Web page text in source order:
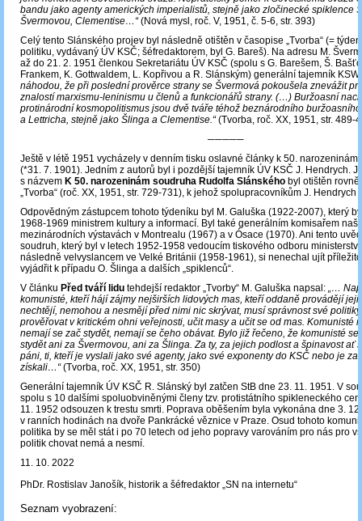
bandu jako agenty amerických imperialistů, stejně jako zločinecké spiklence
Švermovou, Clementise…“(Nová mysl, roč. V, 1951, č. 5-6, str. 393)
Celý tento Slánského projev byl následně otištěn v časopise „Tvorba“ (=
politiku, vydávaný ÚV KSČ; šéfredaktorem, byl G. Bareš). Na adresu M.
až do 21. 2. 1951 členkou Sekretariátu ÚV KSČ (spolu s G. Barešem, Š.
Frankem, K. Gottwaldem, L. Kopřivou a R. Slánským) generální tajemník
náhodou, že při poslední prověrce strany se Švermová pokoušela znevážit
znalostí marxismu-leninismu u členů a funkcionářů strany. (…) Buržoasní
protinárodní kosmopolitismus jsou dvě tváře téhož beznárodního
a Lettricha, stejně jako Šlinga a Clementise.“(Tvorba, roč. XX, 1951, str. 489-
─────
Ještě v létě 1951 vycházely v denním tisku oslavné články k 50. narozeninám
(*31. 7. 1901). Jedním z autorů byl i pozdější tajemník ÚV KSČ J. Hendrych.
s názvem K 50. narozeninám soudruha Rudolfa Slánského byl otištěn
„Tvorba“ (roč. XX, 1951, str. 729-731), k jehož spolupracovníkům J. Hendrych
Odpovědným zástupcem tohoto týdeníku byl M. Galuška (1922-2007), který
1968-1969 ministrem kultury a informací. Byl také generálním komisařem
mezinárodních výstavách v Montrealu (1967) a v Ósace (1970). Ani tento
soudruh, který byl v letech 1952-1958 vedoucím tiskového odboru
následně velvyslancem ve Velké Británii (1958-1961), si nenechal ujít
vyjádřit k případu O. Šlinga a dalších „spiklenců“.
V článku Před tváří lidu tehdejší redaktor „Tvorby“ M. Galuška napsal: „…
komunisté, kteří hájí zájmy nejširších lidových mas, kteří oddaně provádějí
nechtějí, nemohou a nesmějí před nimi nic skrývat, musí správnost své
prověřovat v kritickém ohni veřejnosti, učit masy a učit se od mas. Komunisté
nemají se zač stydět, nemají se čeho obávat. Bylo již řečeno, že komunisté se
stydět ani za Švermovou, ani za Šlinga. Za ty, za jejich podlost a špinavost ať
páni, ti, kteří je vyslali jako své agenty, jako své exponenty do KSČ nebo je za
získali…“(Tvorba, roč. XX, 1951, str. 350)
Generální tajemník ÚV KSČ R. Slánský byl zatčen StB dne 23. 11. 1951. V
spolu s 10 dalšími spoluobviněnými členy tzv. protistátního spikleneckého
11. 1952 odsouzen k trestu smrti. Poprava oběšením byla vykonána dne 3.
v ranních hodinách na dvoře Pankrácké věznice v Praze. Osud tohoto
politika by se měl stát i po 70 letech od jeho popravy varováním pro nás pro
politik chovat nemá a nesmí.
11. 10. 2022
PhDr. Rostislav Janošík, historik a šéfredaktor „SN na internetu“
Seznam vyobrazení: